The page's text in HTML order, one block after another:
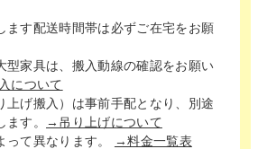
ます配送時間帯は必ずご在宅をお願
型家具は、搬入動線の確認をお願い
について
上げ搬入）は事前手配となり、別途
す。
→吊り上げについて
って異なります。
→料金一覧表